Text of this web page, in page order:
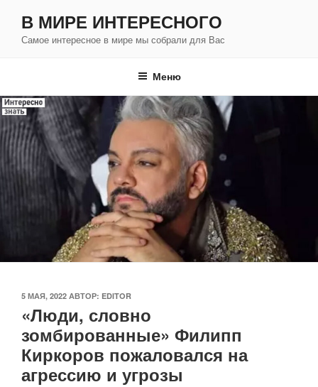
содержимому
В МИРЕ ИНТЕРЕСНОГО
Самое интересное в мире мы собрали для Вас
Меню
ОПУБЛИКОВАНО
5 МАЯ, 2022 АВТОР: EDITOR
«Люди, словно
зомбированные» Филипп
Киркоров пожаловался на
агрессию и угрозы